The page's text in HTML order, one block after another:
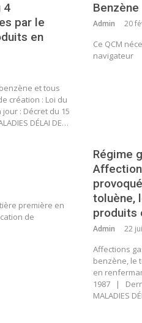
4
par le
en
et tous
création : Loi du
: Décret du 15
DÉLAI DE…
Benzène
Admin 20
Ce QCM
navigateur
première en
de
Régime
toluène,
produits
Admin 22
Affections
benzène, le
en
1987 |
MALADIES